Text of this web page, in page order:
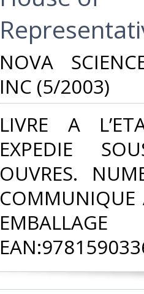
‎NOVA
INC (5/2003)‎
‎LIVRE A
EXPEDIE
OUVRES.
COMMUNIQUE